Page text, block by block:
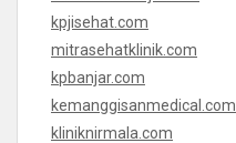
kpjisehat.com
mitrasehatklinik.com
kpbanjar.com
kemanggisanmedical.com
kliniknirmala.com